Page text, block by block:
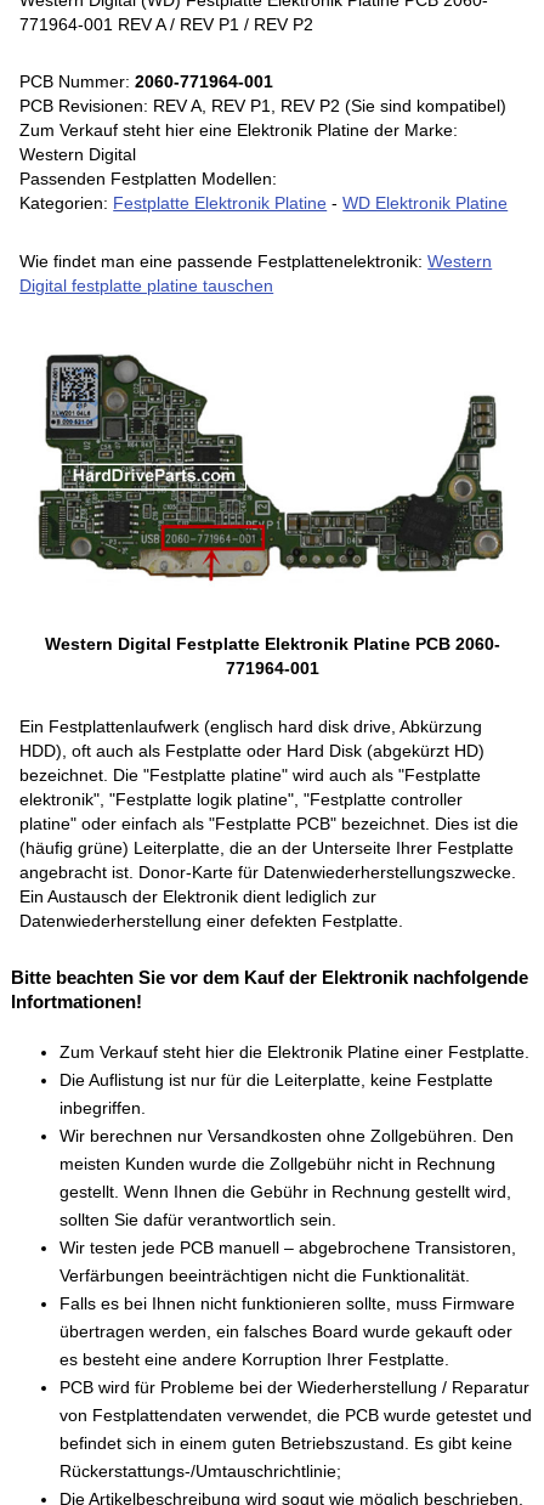
771964-001 REV A / REV P1 / REV P2
PCB Nummer:2060-771964-001
PCB Revisionen: REV A, REV P1, REV P2 (Sie sind kompatibel)
Zum Verkauf steht hier eine Elektronik Platine der Marke:
Western Digital
Passenden Festplatten Modellen:
Kategorien: Festplatte Elektronik Platine -WD Elektronik Platine
Wie findet man eine passende Festplattenelektronik:Western
Digital festplatte platine tauschen
Western Digital Festplatte Elektronik Platine PCB 2060-
771964-001
Ein Festplattenlaufwerk (englisch hard disk drive, Abkürzung
HDD), oft auch als Festplatte oder Hard Disk (abgekürzt HD)
bezeichnet. Die "Festplatte platine" wird auch als "Festplatte
elektronik", "Festplatte logik platine", "Festplatte controller
platine" oder einfach als "Festplatte PCB" bezeichnet. Dies ist die
(häufig grüne) Leiterplatte, die an der Unterseite Ihrer Festplatte
angebracht ist. Donor-Karte für Datenwiederherstellungszwecke.
Ein Austausch der Elektronik dient lediglich zur
Datenwiederherstellung einer defekten Festplatte.
Bitte beachten Sie vor dem Kauf der Elektronik nachfolgende
Infortmationen!
Zum Verkauf steht hier die Elektronik Platine einer Festplatte.
Die Auflistung ist nur für die Leiterplatte, keine Festplatte
inbegriffen.
Wir berechnen nur Versandkosten ohne Zollgebühren. Den
meisten Kunden wurde die Zollgebühr nicht in Rechnung
gestellt. Wenn Ihnen die Gebühr in Rechnung gestellt wird,
sollten Sie dafür verantwortlich sein.
Wir testen jede PCB manuell – abgebrochene Transistoren,
Verfärbungen beeinträchtigen nicht die Funktionalität.
Falls es bei Ihnen nicht funktionieren sollte, muss Firmware
übertragen werden, ein falsches Board wurde gekauft oder
es besteht eine andere Korruption Ihrer Festplatte.
PCB wird für Probleme bei der Wiederherstellung / Reparatur
von Festplattendaten verwendet, die PCB wurde getestet und
befindet sich in einem guten Betriebszustand. Es gibt keine
Rückerstattungs-/Umtauschrichtlinie;
Die Artikelbeschreibung wird sogut wie möglich beschrieben,